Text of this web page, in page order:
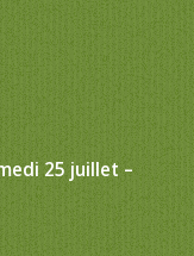
25 juillet –